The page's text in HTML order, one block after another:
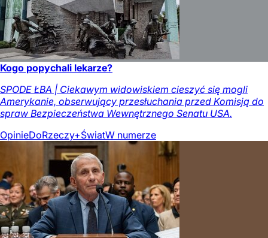
Kogo popychali lekarze?
SPODE ŁBA | Ciekawym widowiskiem cieszyć się mogli
Amerykanie, obserwujący przesłuchania przed Komisją do
spraw Bezpieczeństwa Wewnętrznego Senatu USA.
OpinieDoRzeczy+ŚwiatW numerze